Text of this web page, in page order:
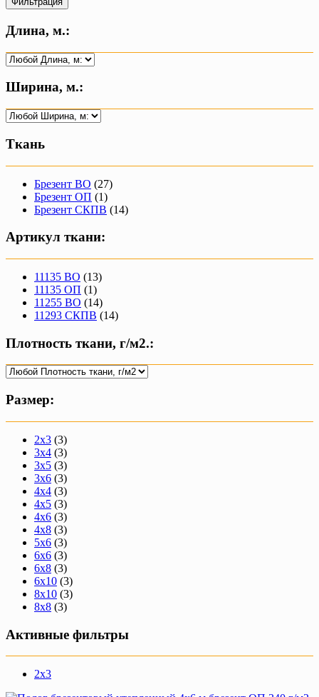
Длина, м.:
Ширина, м.:
Ткань
Брезент ВО (27)
Брезент ОП (1)
Брезент СКПВ (14)
Артикул ткани:
11135 ВО (13)
11135 ОП (1)
11255 ВО (14)
11293 СКПВ (14)
Плотность ткани, г/м2.:
Размер:
2х3 (3)
3х4 (3)
3х5 (3)
3х6 (3)
4х4 (3)
4х5 (3)
4х6 (3)
4х8 (3)
5х6 (3)
6х6 (3)
6х8 (3)
6х10 (3)
8х10 (3)
8х8 (3)
Активные фильтры
2х3